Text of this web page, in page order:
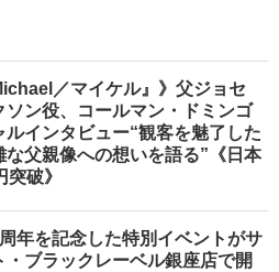
／マイケル』》父ジョセ
ソン役、コールマン・ドミンゴ
ルインタビュー“観客を魅了した
な父親像への想いを語る”《日本
破》
年を記念した特別イベントがサ
・ブラックレーベル銀座店で開